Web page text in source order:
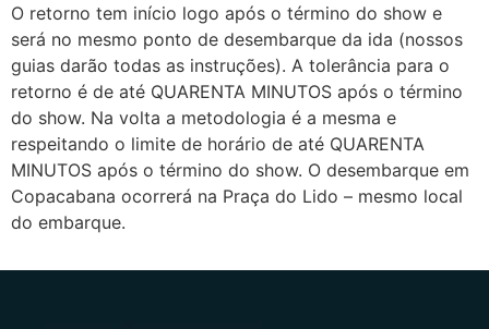
O retorno tem início logo após o término do show e
será no mesmo ponto de desembarque da ida (nossos
guias darão todas as instruções). A tolerância para o
retorno é de até QUARENTA MINUTOS após o término
do show. Na volta a metodologia é a mesma e
respeitando o limite de horário de até QUARENTA
MINUTOS após o término do show. O desembarque em
Copacabana ocorrerá na Praça do Lido – mesmo local
do embarque.